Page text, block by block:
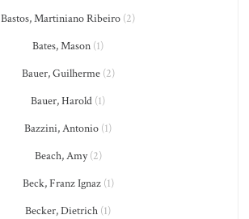
Bastos, Martiniano Ribeiro (2)
Bates, Mason (1)
Bauer, Guilherme(2)
Bauer, Harold (1)
Bazzini, Antonio (1)
Beach, Amy(2)
Beck, Franz Ignaz(1)
Becker, Dietrich (1)